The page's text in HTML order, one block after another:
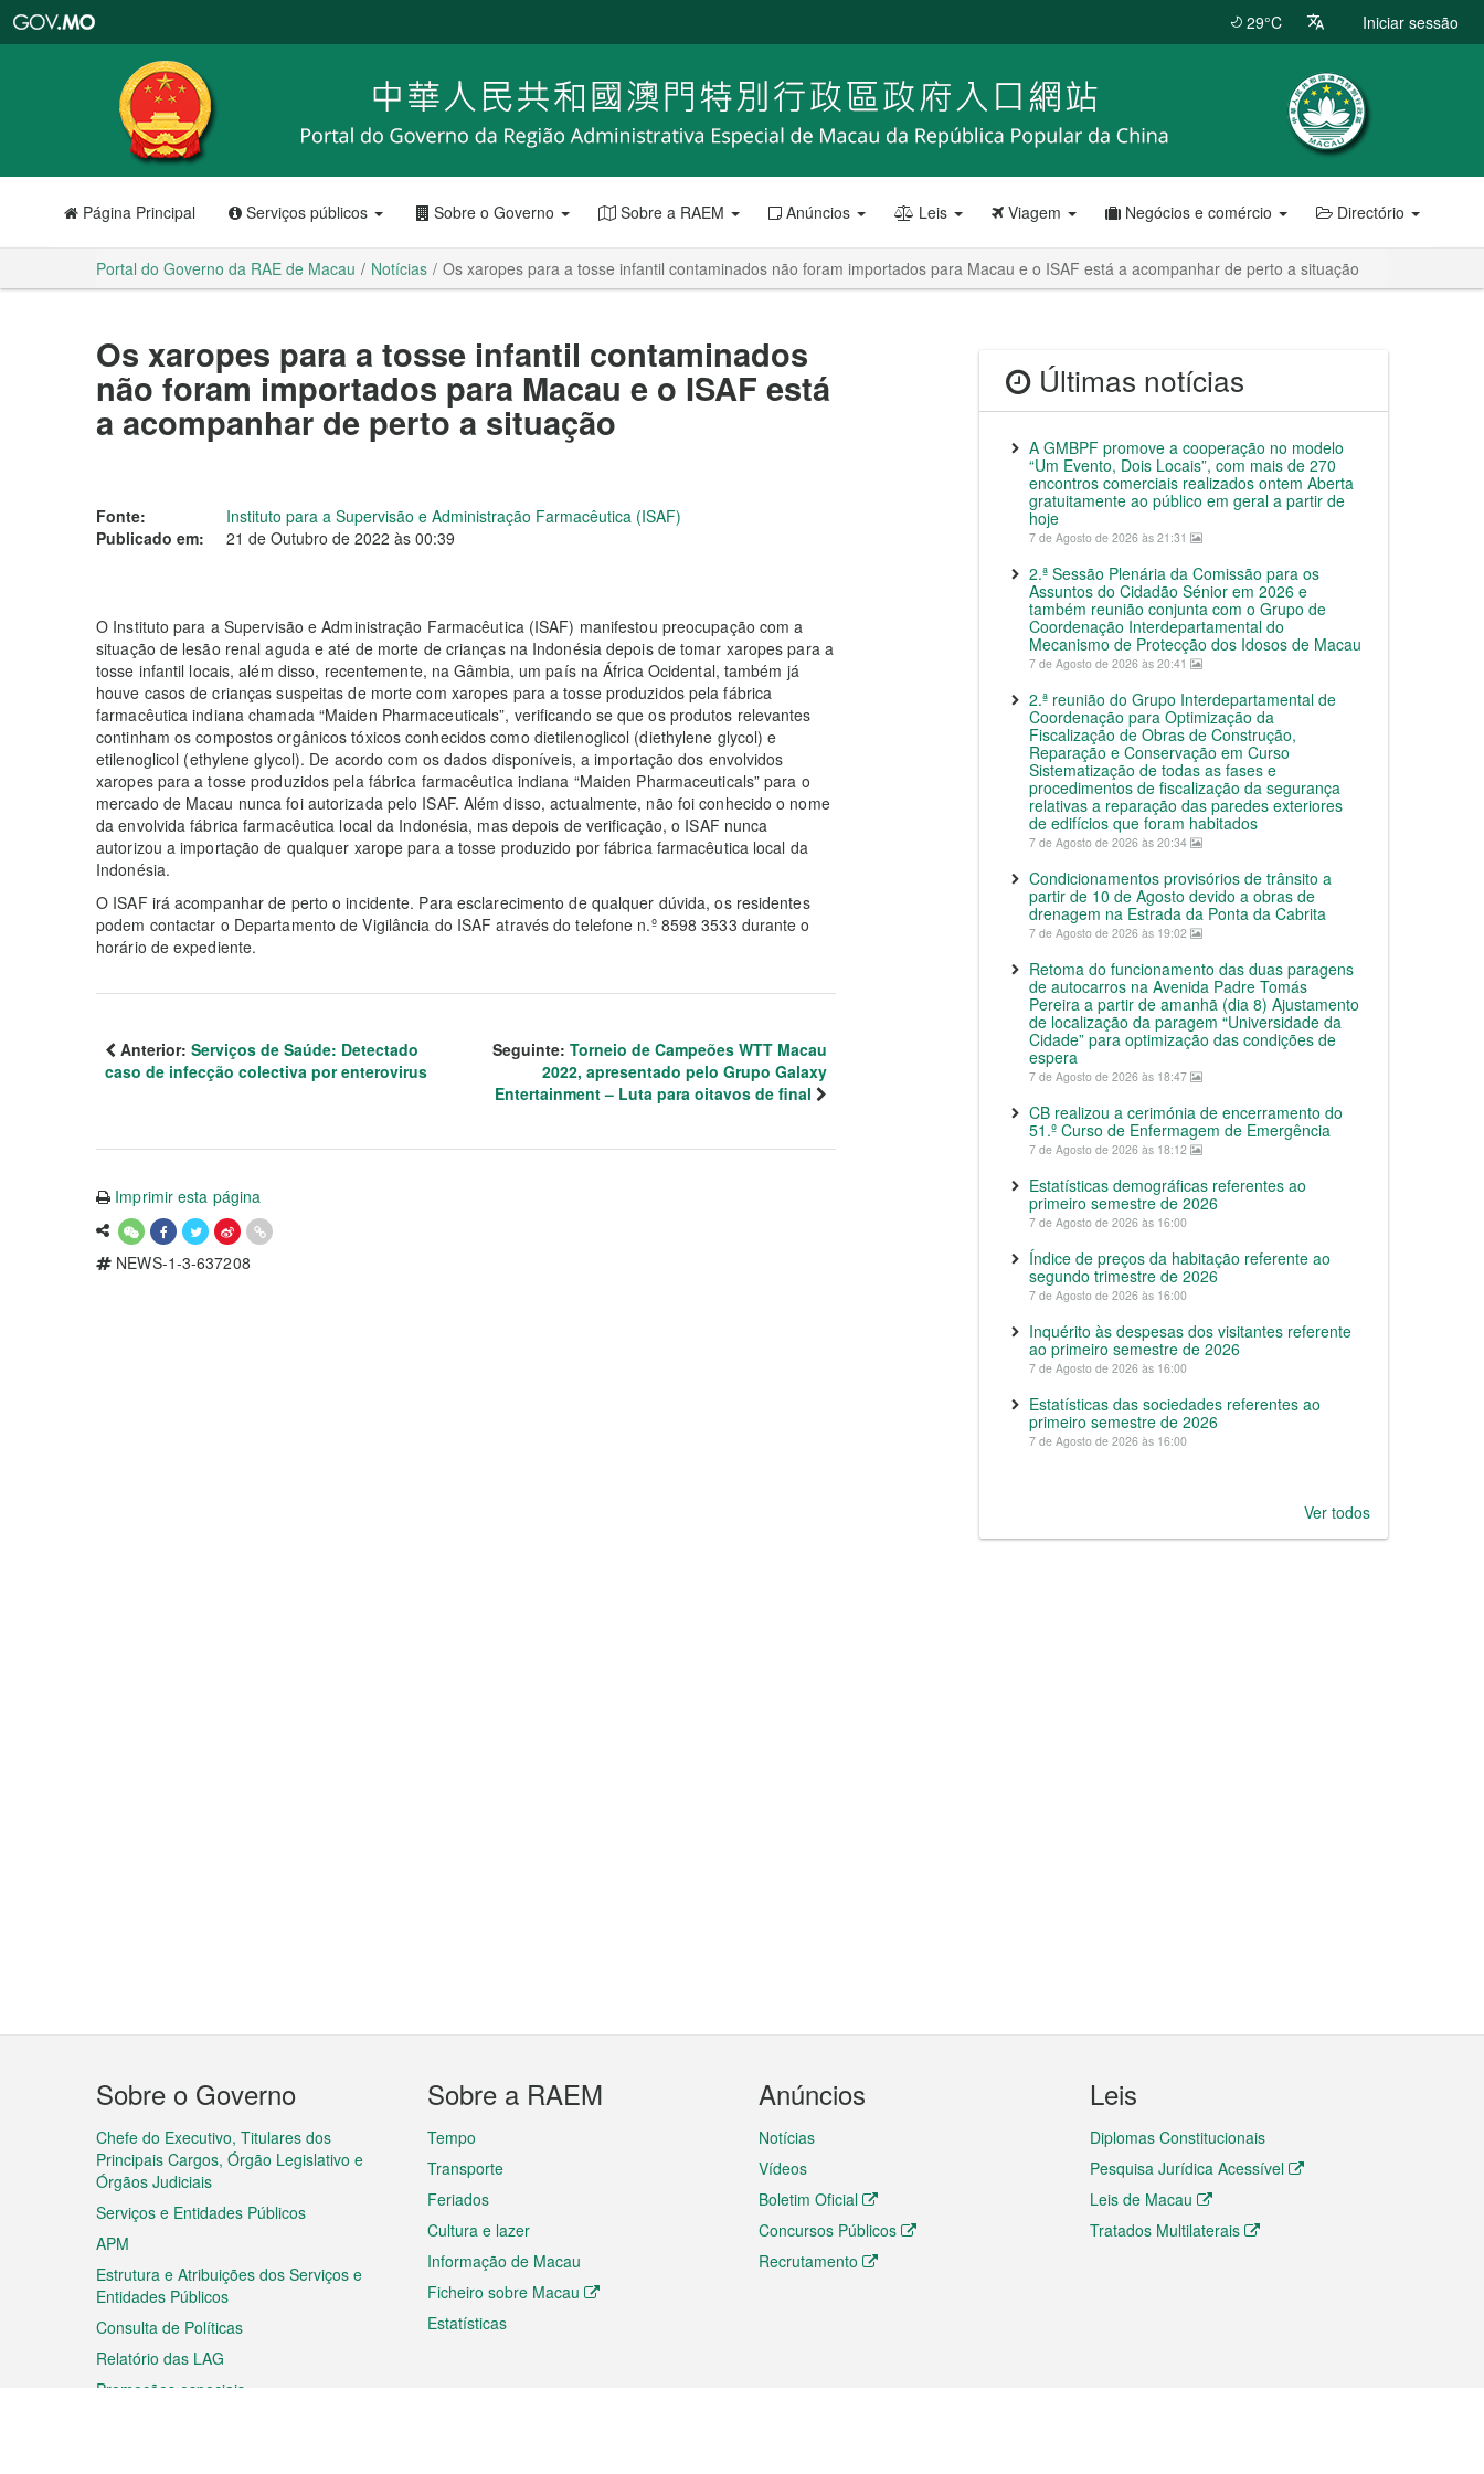
RAE
de
Macau
29°C Iniciar sessão
Página Principal Serviços públicos Sobre o Governo Sobre a RAEM Anúncios Leis Viagem Negócios e comércio Directório
Portal do Governo da RAE de Macau Notícias Os xaropes para a tosse infantil contaminados não foram importados para Macau e o ISAF está a acompanhar de perto a situação
Os xaropes para a tosse infantil contaminados
não foram importados para Macau e o ISAF está
a acompanhar de perto a situação
Fonte:
Instituto para a Supervisão e Administração Farmacêutica (ISAF)
Publicado em:
21 de Outubro de 2022 às 00:39
O Instituto para a Supervisão e Administração Farmacêutica (ISAF) manifestou preocupação com a
situação de lesão renal aguda e até de morte de crianças na Indonésia depois de tomar xaropes para a
tosse infantil locais, além disso, recentemente, na Gâmbia, um país na África Ocidental, também já
houve casos de crianças suspeitas de morte com xaropes para a tosse produzidos pela fábrica
farmacêutica indiana chamada “Maiden Pharmaceuticals”, verificando se que os produtos relevantes
continham os compostos orgânicos tóxicos conhecidos como dietilenoglicol (diethylene glycol) e
etilenoglicol (ethylene glycol). De acordo com os dados disponíveis, a importação dos envolvidos
xaropes para a tosse produzidos pela fábrica farmacêutica indiana “Maiden Pharmaceuticals” para o
mercado de Macau nunca foi autorizada pelo ISAF. Além disso, actualmente, não foi conhecido o nome
da envolvida fábrica farmacêutica local da Indonésia, mas depois de verificação, o ISAF nunca
autorizou a importação de qualquer xarope para a tosse produzido por fábrica farmacêutica local da
Indonésia.
O ISAF irá acompanhar de perto o incidente. Para esclarecimento de qualquer dúvida, os residentes
podem contactar o Departamento de Vigilância do ISAF através do telefone n.º 8598 3533 durante o
horário de expediente.
Anterior: Serviços de Saúde: Detectado
caso de infecção colectiva por enterovirus
Seguinte: Torneio de Campeões WTT Macau
2022, apresentado pelo Grupo Galaxy
Entertainment – Luta para oitavos de final
Imprimir esta página
NEWS-1-3-637208
Últimas notícias
A GMBPF promove a cooperação no modelo
“Um Evento, Dois Locais”, com mais de 270
encontros comerciais realizados ontem Aberta
gratuitamente ao público em geral a partir de
hoje
7 de Agosto de 2026 às 21:31
2.ª Sessão Plenária da Comissão para os
Assuntos do Cidadão Sénior em 2026 e
também reunião conjunta com o Grupo de
Coordenação Interdepartamental do
Mecanismo de Protecção dos Idosos de Macau
7 de Agosto de 2026 às 20:41
2.ª reunião do Grupo Interdepartamental de
Coordenação para Optimização da
Fiscalização de Obras de Construção,
Reparação e Conservação em Curso
Sistematização de todas as fases e
procedimentos de fiscalização da segurança
relativas a reparação das paredes exteriores
de edifícios que foram habitados
7 de Agosto de 2026 às 20:34
Condicionamentos provisórios de trânsito a
partir de 10 de Agosto devido a obras de
drenagem na Estrada da Ponta da Cabrita
7 de Agosto de 2026 às 19:02
Retoma do funcionamento das duas paragens
de autocarros na Avenida Padre Tomás
Pereira a partir de amanhã (dia 8) Ajustamento
de localização da paragem “Universidade da
Cidade” para optimização das condições de
espera
7 de Agosto de 2026 às 18:47
CB realizou a cerimónia de encerramento do
51.º Curso de Enfermagem de Emergência
7 de Agosto de 2026 às 18:12
Estatísticas demográficas referentes ao
primeiro semestre de 2026
7 de Agosto de 2026 às 16:00
Índice de preços da habitação referente ao
segundo trimestre de 2026
7 de Agosto de 2026 às 16:00
Inquérito às despesas dos visitantes referente
ao primeiro semestre de 2026
7 de Agosto de 2026 às 16:00
Estatísticas das sociedades referentes ao
primeiro semestre de 2026
7 de Agosto de 2026 às 16:00
Ver todos
Menu
do
rodapé
Sobre o Governo
Chefe do Executivo, Titulares dos
Principais Cargos, Órgão Legislativo e
Órgãos Judiciais
Serviços e Entidades Públicos
APM
Estrutura e Atribuições dos Serviços e
Entidades Públicos
Consulta de Políticas
Relatório das LAG
Promoções especiais
Sobre a RAEM
Tempo
Transporte
Feriados
Cultura e lazer
Informação de Macau
Ficheiro sobre Macau
Estatísticas
Anúncios
Notícias
Vídeos
Boletim Oficial
Concursos Públicos
Recrutamento
Leis
Diplomas Constitucionais
Pesquisa Jurídica Acessível
Leis de Macau
Tratados Multilaterais